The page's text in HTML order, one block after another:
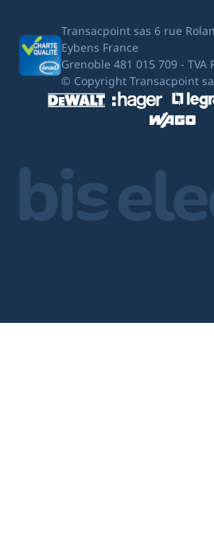
Transacpoint sas 6 rue
Eybens France
Grenoble 481 015 709 - TVA
© Copyright Transacpoint